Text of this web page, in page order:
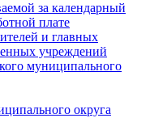
за календарный
плате
и главных
учреждений
муниципального
округа